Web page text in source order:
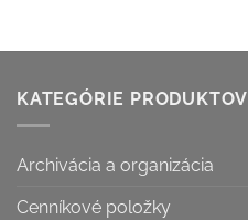
KATEGÓRIE PRODUKTOV
Archivácia a organizácia
Cenníkové položky